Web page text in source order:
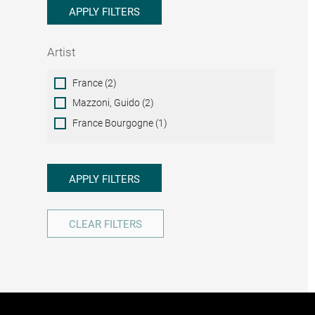
APPLY FILTERS
Artist
ArtistFrance (2)
Mazzoni, Guido (2)
France Bourgogne (1)
APPLY FILTERS
CLEAR FILTERS